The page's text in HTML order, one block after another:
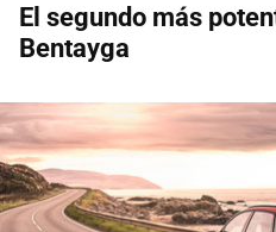
El segundo más
Bentayga